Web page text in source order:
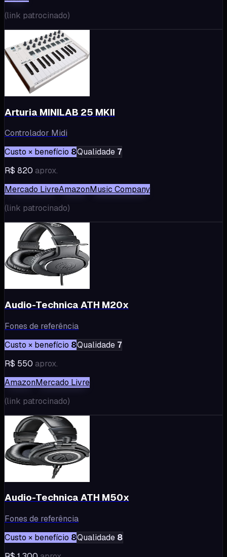
(link patrocinado)
Arturia MINILAB 25 MKII
Controlador Midi
Custo × benefício 8Qualidade 7
R$ 820 aprox.
Mercado LivreAmazonMusic Company
(link patrocinado)
Audio-Technica ATH M20x
Fones de referência
Custo × benefício 8Qualidade 7
R$ 550 aprox.
AmazonMercado Livre
(link patrocinado)
Audio-Technica ATH M50x
Fones de referência
Custo × benefício 8Qualidade 8